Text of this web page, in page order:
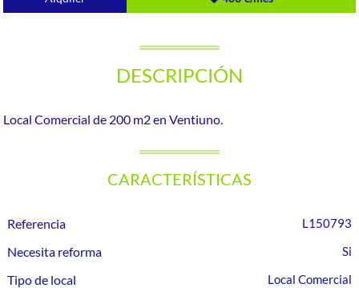
DESCRIPCIÓN
Local Comercial de 200 m2 en Ventiuno.
CARACTERÍSTICAS
Referencia L150793
Necesita reforma
Tipo de local
Local Comercial